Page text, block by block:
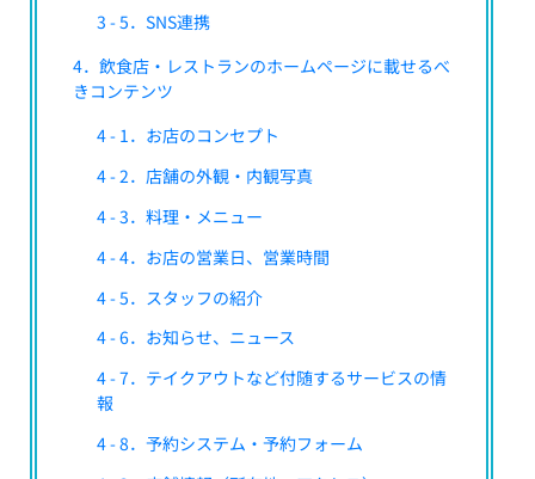
3 - 5．SNS連携
4．飲食店・レストランのホームページに載せるべ
きコンテンツ
4 - 1．お店のコンセプト
4 - 2．店舗の外観・内観写真
4 - 3．料理・メニュー
4 - 4．お店の営業日、営業時間
4 - 5．スタッフの紹介
4 - 6．お知らせ、ニュース
4 - 7．テイクアウトなど付随するサービスの情
報
4 - 8．予約システム・予約フォーム